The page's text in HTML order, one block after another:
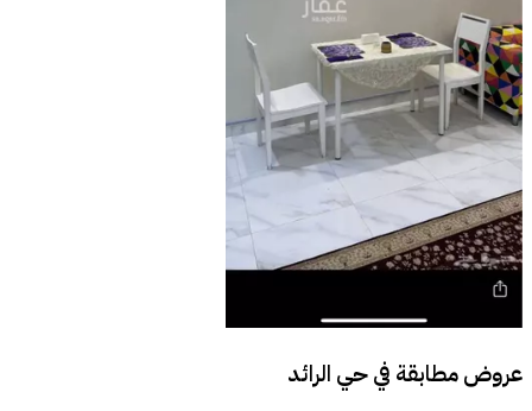
عروض مطابقة فيحي الرائد